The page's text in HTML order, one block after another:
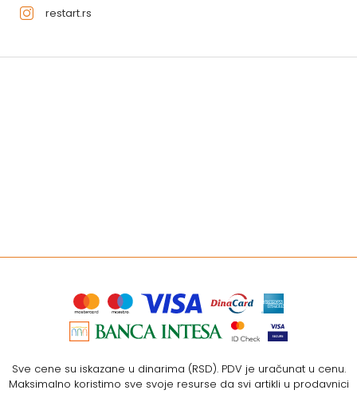
restart.rs
Sve cene su iskazane u dinarima (RSD). PDV je uračunat u cenu.
Maksimalno koristimo sve svoje resurse da svi artikli u prodavnici